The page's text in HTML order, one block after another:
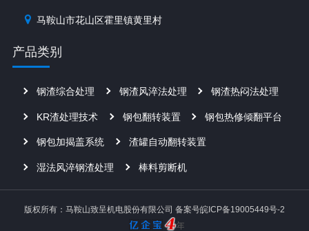
马鞍山市花山区霍里镇黄里村
产品类别
钢渣综合处理 钢渣风淬法处理 钢渣热闷法处理
KR渣处理技术 钢包翻转装置 钢包热修倾翻平台
钢包加揭盖系统 渣罐自动翻转装置
湿法风淬钢渣处理 棒料剪断机
版权所有：马鞍山致呈机电股份有限公司 备案号皖ICP备19005449号-2